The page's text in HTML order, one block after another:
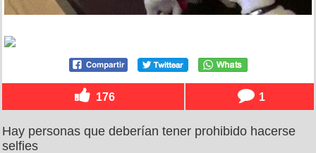
176 1
Hay personas que deberían tener prohibido hacerse
selfies